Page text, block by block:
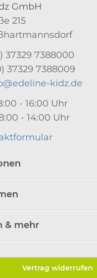
GmbH
215
37329 7388000
37329 7388009
kidz.de
- 16:00 Uhr
- 14:00 Uhr
& mehr
Vertrag widerrufen